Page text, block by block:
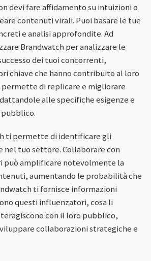
devi fare affidamento su intuizioni o
contenuti virali. Puoi basare le tue
e analisi approfondite. Ad
Brandwatch per analizzare le
dei tuoi concorrenti,
chiave che hanno contribuito al loro
permette di replicare e migliorare
alle specifiche esigenze e
ti permette di identificare gli
nel tuo settore. Collaborare con
può amplificare notevolmente la
aumentando le probabilità che
ti fornisce informazioni
questi influenzatori, cosa li
con il loro pubblico,
collaborazioni strategiche e